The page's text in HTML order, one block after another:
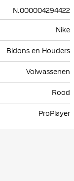
N.000004294422
Nike
Bidons en Houders
Volwassenen
Rood
ProPlayer